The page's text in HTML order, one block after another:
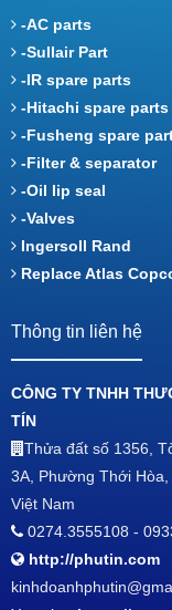
-AC parts
-Sullair Part
-IR spare parts
-Hitachi spare parts
-Fusheng spare
-Filter & separator
-Oil lip seal
-Valves
Ingersoll Rand
Replace Atlas
Thông tin liên hệ
CÔNG TY TNHH
TÍN
Thửa đất số 1356,
3A, Phường Thới
Việt Nam
0274.3555108 -
http://phutin.com